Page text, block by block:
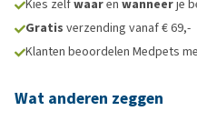
Kies zelfwaaren wanneerje
Gratis verzending vanaf € 69,-
Klanten beoordelen Medpets
Wat anderen zeggen